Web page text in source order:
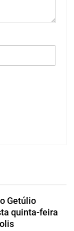
Getúlio
quinta-feira